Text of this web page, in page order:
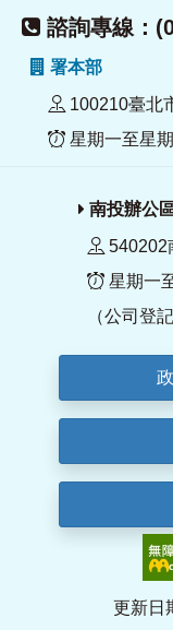
諮詢專線：
署本部
100210臺北
星期一至星
南投辦公
540202
星期一
（公司登
更新日